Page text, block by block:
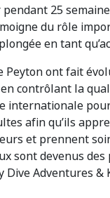
25
du rôle
en tant
ont fait
contrôlant la
internationale
afin qu’ils
et prennent
sont devenus
Adventures &